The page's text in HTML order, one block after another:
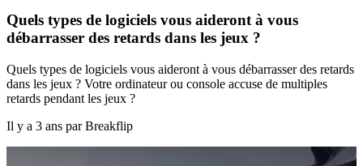
Quels types de logiciels vous aideront à vous
débarrasser des retards dans les jeux ?
Quels types de logiciels vous aideront à vous débarrasser des retards
dans les jeux ? Votre ordinateur ou console accuse de multiples
retards pendant les jeux ?
Il y a 3 ans par Breakflip